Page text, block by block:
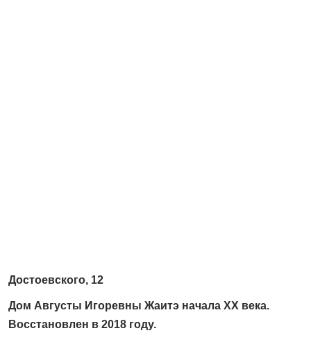
Достоевского, 12
Дом Августы Игоревны Жаитэ начала XX века.
Восстановлен в 2018 году.